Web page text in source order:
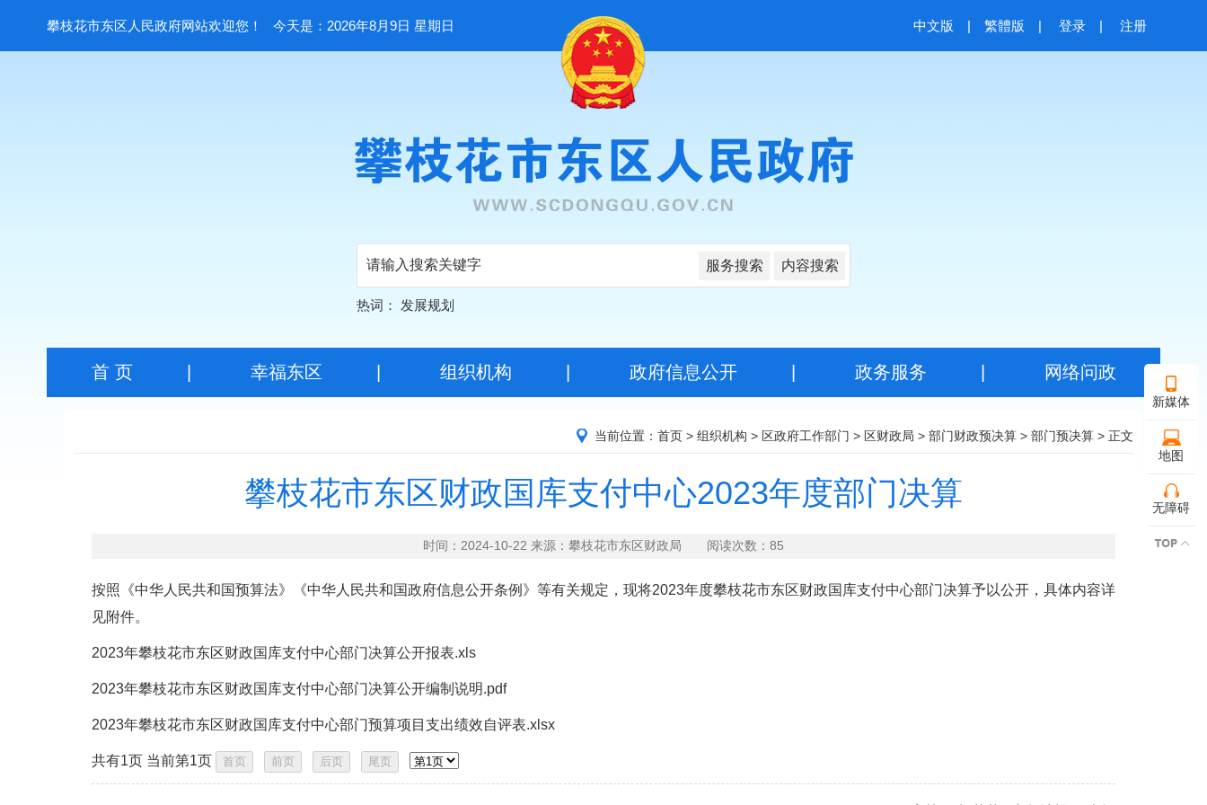
攀枝花市东区人民政府网站欢迎您！ 今天是：2026年8月9日 星期日 中文版 | 繁體版 | 登录 | 注册
服务搜索 内容搜索
热词： 发展规划
新媒体
地图
无障碍
首 页| 幸福东区 组织机构 政府信息公开| 政务服务 网络问政
当前位置： 首页 > 组织机构 > 区政府工作部门 > 区财政局 > 部门财政预决算 > 部门预决算 > 正文
攀枝花市东区财政国库支付中心2023年度部门决算
时间：2024-10-22 来源：攀枝花市东区财政局 阅读次数： 85
按照《中华人民共和国预算法》《中华人民共和国政府信息公开条例》等有关规定，现将2023年度攀枝花市东区财政国库支付中心部门决算予以公开，具体内容详
见附件。
2023年攀枝花市东区财政国库支付中心部门决算公开报表.xls
2023年攀枝花市东区财政国库支付中心部门决算公开编制说明.pdf
2023年攀枝花市东区财政国库支付中心部门预算项目支出绩效自评表.xlsx
共有1页 当前第1页